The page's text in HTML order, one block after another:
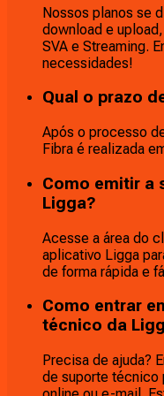
Nossos planos se
download e
SVA e Streaming.
necessidades!
Qual o prazo
Após o processo
Fibra é realizada
Como emitir a
Ligga?
Acesse a área do
aplicativo Ligga
de forma rápida e
Como entrar
técnico da
Precisa de ajuda?
de suporte técnico